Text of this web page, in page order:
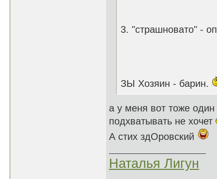
3. "страшновато" -
ЗЫ Хозяин - барин.
а у меня вот тоже один
подхватывать не хочет
А стих здОровский
Наталья Лигун